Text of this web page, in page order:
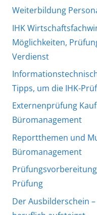
Weiterbildung
IHK
Möglichkeiten,
Verdienst
Tipps, um die IHK-
Externenprüfung
Büromanagement
Reportthemen und
Büromanagement
Prüfung
Der Ausbilderschein